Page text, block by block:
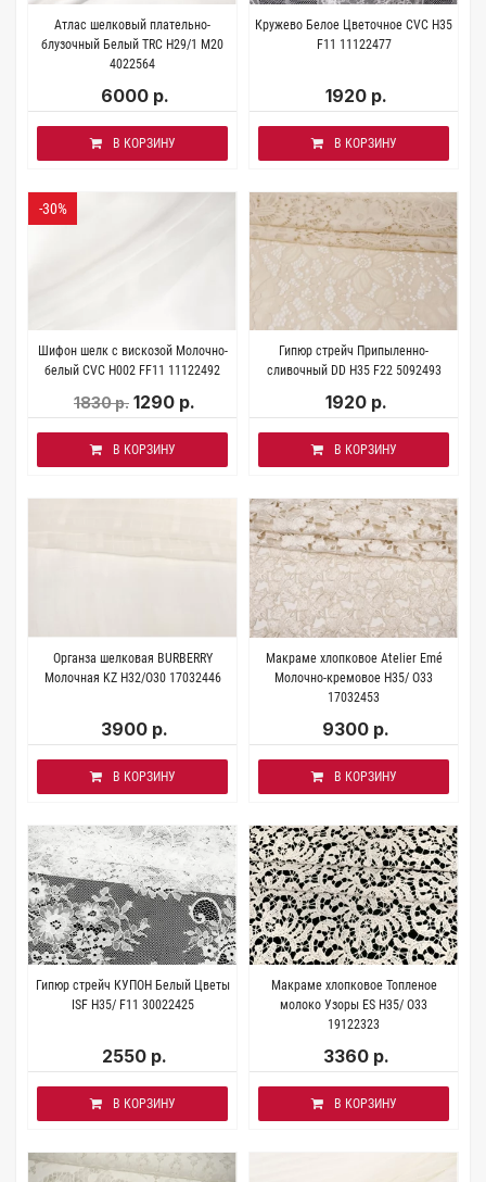
Атлас шелковый плательно-
блузочный Белый TRC Н29/1 M20
4022564
6000 р.
В КОРЗИНУ
Кружево Белое Цветочное CVC H35
F11 11122477
1920 р.
В КОРЗИНУ
-30%
Шифон шелк с вискозой Молочно-
белый CVC H002 FF11 11122492
1830 р. 1290 р.
В КОРЗИНУ
Гипюр стрейч Припыленно-
сливочный DD H35 F22 5092493
1920 р.
В КОРЗИНУ
Органза шелковая BURBERRY
Молочная KZ H32/O30 17032446
3900 р.
В КОРЗИНУ
Макраме хлопковое Atelier Emé
Молочно-кремовое H35/ О33
17032453
9300 р.
В КОРЗИНУ
Гипюр стрейч КУПОН Белый Цветы
ISF H35/ F11 30022425
2550 р.
В КОРЗИНУ
Макраме хлопковое Топленое
молоко Узоры ES H35/ О33
19122323
3360 р.
В КОРЗИНУ